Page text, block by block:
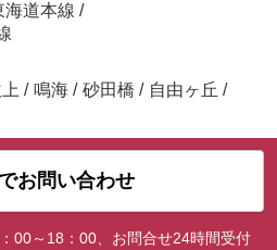
海道本線 /
/ 鳴海 / 砂田橋 / 自由ヶ丘 /
お問い合わせ
00～18：00、お問合せ24時間受付